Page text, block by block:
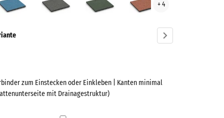
Granit
Rasen
+ 4
zum Einstecken oder Einkleben | Kanten minimal
mit Drainagestruktur)